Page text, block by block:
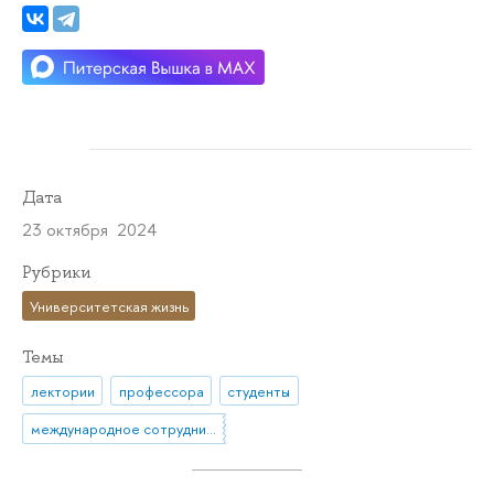
Дата
23 октября 2024
Рубрики
Университетская жизнь
Темы
лектории профессора
студенты
международное сотрудничество